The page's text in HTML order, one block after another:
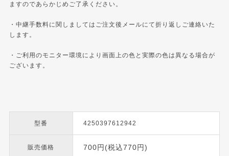
ますのであらかじめご了承ください。
・中継手数料に関しましてはご注文後メールにて折り返しご連絡いた
します。
・ご利用のモニター環境により画面上の色と実際の色は異なる場合が
ございます。
型番 4250397612942
販売価格 700円(税込770円)